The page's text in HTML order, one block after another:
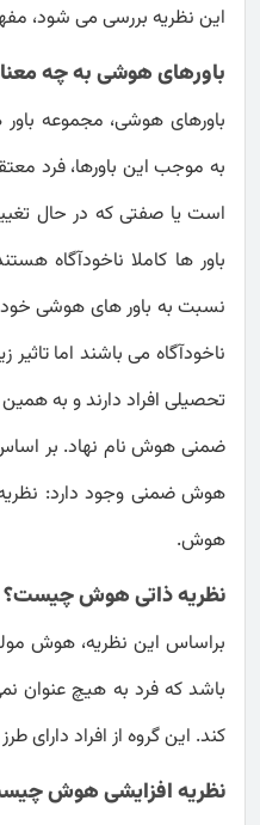
این نظریه بررسی می شود،
باورهای هوشی به چه
باورهای هوشی، مجموعه
به موجب این باورها، فرد
است یا صفتی که در حال
باور ها کاملا ناخودآگاه
نسبت به باور های هوشی خود
ناخودآگاه می باشند اما
تحصیلی افراد دارند و به
ضمنی هوش نام نهاد. بر
هوش ضمنی وجود دارد:
هوش.
نظریه ذاتی هوش چیست؟
براساس این نظریه، هوش
باشد که فرد به هیچ عنوان
کند. این گروه از افراد دارای
نظریه افزایشی هوش